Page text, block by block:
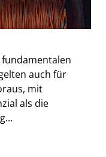
auch für
mit
als die